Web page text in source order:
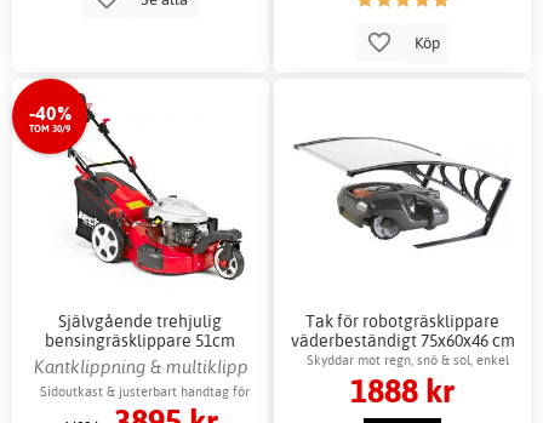
Köp
-40%
TOM 30/9
Självgående trehjulig
bensingräsklippare 51cm
Hecht 173cc
Kantklippning & multiklipp
Sidoutkast & justerbart handtag för
enkel klippning
Tak för robotgräsklippare
väderbeständigt 75x60x46 cm
svart
Skyddar mot regn, snö & sol, enkel
montering
1888 kr